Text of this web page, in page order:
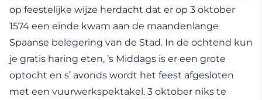
op feestelijke wijze herdacht dat er op 3 oktober
1574 een einde kwam aan de maandenlange
Spaanse belegering van de Stad. In de ochtend kun
je gratis haring eten, ’s Middags is er een grote
optocht en s’ avonds wordt het feest afgesloten
met een vuurwerkspektakel. 3 oktober niks te